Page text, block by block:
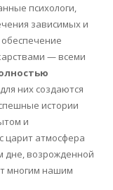
психологи,
зависимых и
— всеми
них создаются
истории
и
царит атмосфера
дне, возрожденной
многим нашим